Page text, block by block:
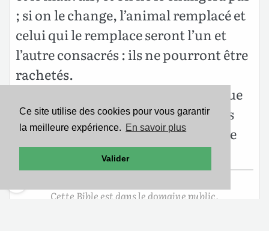
Ce site utilise des cookies pour vous garantir
la meilleure expérience. En savoir plus
Valider
; si on le change, l’animal remplacé et
celui qui le remplace seront l’un et
l’autre consacrés : ils ne pourront être
rachetés.
Tels sont les commandements que
l’Éternel prescrivit à Moïse pour les
enfants d’Israël, sur la montagne de
Sinaï.
Cette Bible est dans le domaine public.